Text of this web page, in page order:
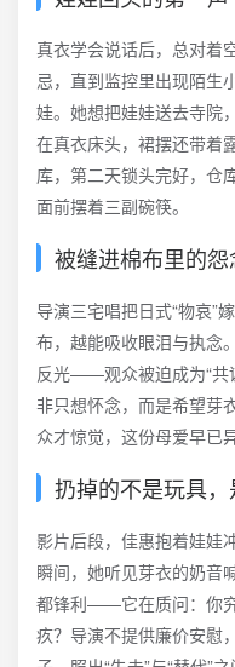
真衣学会说话后，总对着
忌，直到监控里出现陌
娃。她想把娃娃送去寺院
在真衣床头，裙摆还带着
库，第二天锁头完好，仓
面前摆着三副碗筷。
被缝进棉布里的怨
导演三宅唱把日式“物哀”
布，越能吸收眼泪与执念
反光——观众被迫成为“共
非只想怀念，而是希望芽
众才惊觉，这份母爱早已
扔掉的不是玩具
影片后段，佳惠抱着娃娃
瞬间，她听见芽衣的奶音
都锋利——它在质问：你
疚？导演不提供廉价安慰